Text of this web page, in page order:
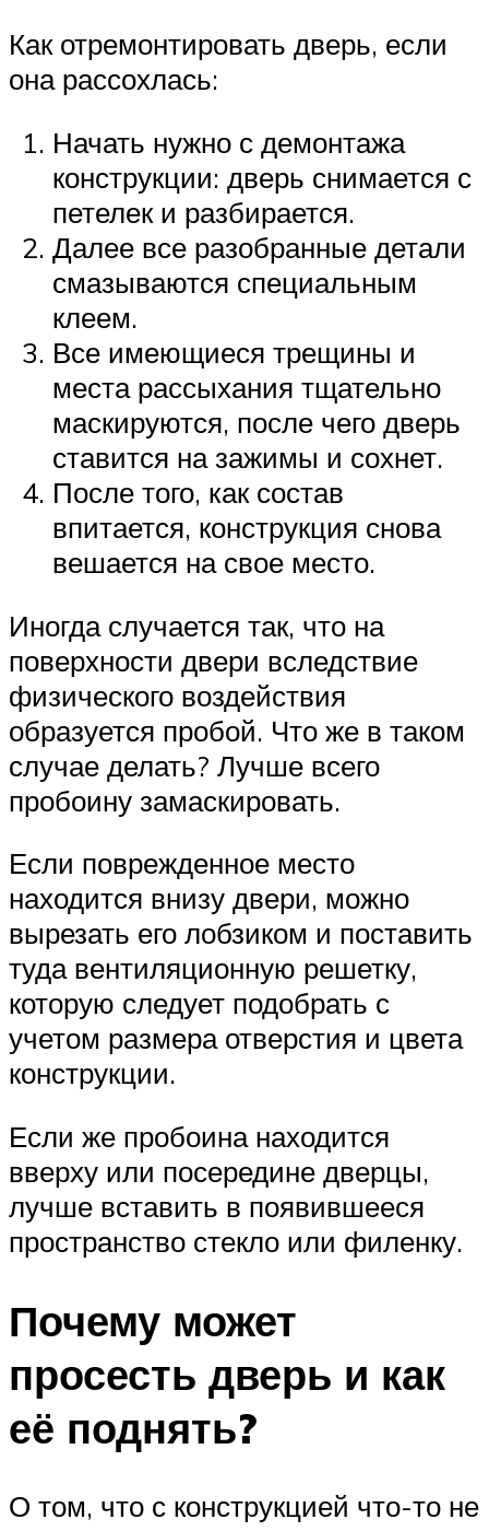
Как отремонтировать дверь, если
она рассохлась:
Начать нужно с демонтажа
конструкции: дверь снимается с
петелек и разбирается.
Далее все разобранные детали
смазываются специальным
клеем.
Все имеющиеся трещины и
места рассыхания тщательно
маскируются, после чего дверь
ставится на зажимы и сохнет.
После того, как состав
впитается, конструкция снова
вешается на свое место.
Иногда случается так, что на
поверхности двери вследствие
физического воздействия
образуется пробой. Что же в таком
случае делать? Лучше всего
пробоину замаскировать.
Если поврежденное место
находится внизу двери, можно
вырезать его лобзиком и поставить
туда вентиляционную решетку,
которую следует подобрать с
учетом размера отверстия и цвета
конструкции.
Если же пробоина находится
вверху или посередине дверцы,
лучше вставить в появившееся
пространство стекло или филенку.
Почему может
просесть дверь и как
её поднять?
О том, что с конструкцией что-то не